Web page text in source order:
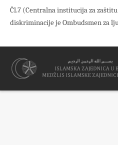
Čl.7 (Centralna institucija za
diskriminacije je Ombudsmen za